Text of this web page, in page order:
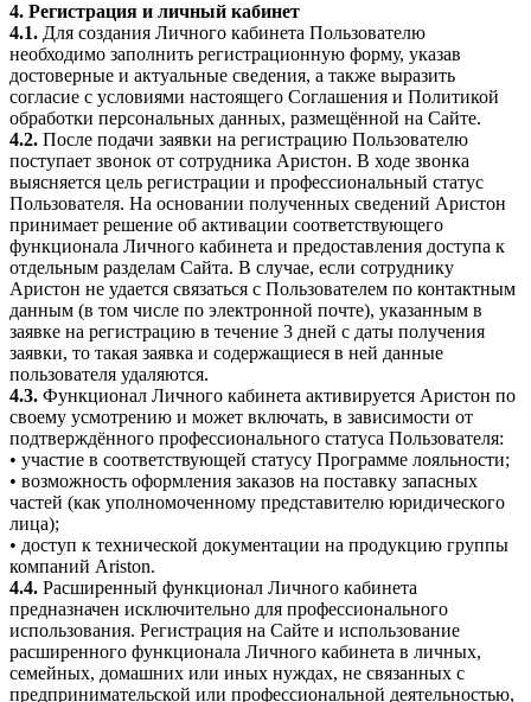
4. Регистрация и личный кабинет
4.1. Для создания Личного кабинета Пользователю
необходимо заполнить регистрационную форму, указав
достоверные и актуальные сведения, а также выразить
согласие с условиями настоящего Соглашения и Политикой
обработки персональных данных, размещённой на Сайте.
4.2. После подачи заявки на регистрацию Пользователю
поступает звонок от сотрудника Аристон. В ходе звонка
выясняется цель регистрации и профессиональный статус
Пользователя. На основании полученных сведений Аристон
принимает решение об активации соответствующего
функционала Личного кабинета и предоставления доступа к
отдельным разделам Сайта. В случае, если сотруднику
Аристон не удается связаться с Пользователем по контактным
данным (в том числе по электронной почте), указанным в
заявке на регистрацию в течение 3 дней с даты получения
заявки, то такая заявка и содержащиеся в ней данные
пользователя удаляются.
4.3. Функционал Личного кабинета активируется Аристон по
своему усмотрению и может включать, в зависимости от
подтверждённого профессионального статуса Пользователя:
• участие в соответствующей статусу Программе лояльности;
• возможность оформления заказов на поставку запасных
частей (как уполномоченному представителю юридического
лица);
• доступ к технической документации на продукцию группы
компаний Ariston.
4.4. Расширенный функционал Личного кабинета
предназначен исключительно для профессионального
использования. Регистрация на Сайте и использование
расширенного функционала Личного кабинета в личных,
семейных, домашних или иных нуждах, не связанных с
предпринимательской или профессиональной деятельностью,